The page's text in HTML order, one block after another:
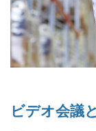
ビデオ会議